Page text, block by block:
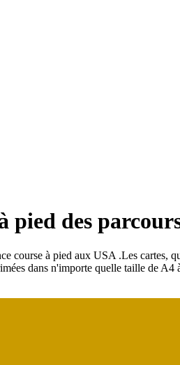
pied des
course à pied aux USA .Les cartes,
dans n'importe quelle taille de A4